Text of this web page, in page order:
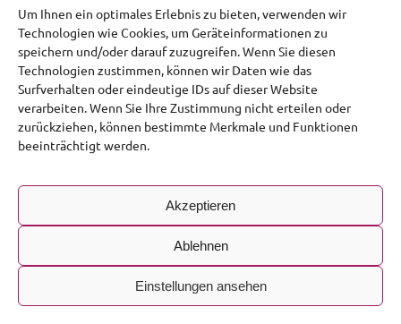
Um Ihnen ein optimales Erlebnis zu bieten, verwenden wir
Technologien wie Cookies, um Geräteinformationen zu
speichern und/oder darauf zuzugreifen. Wenn Sie diesen
Technologien zustimmen, können wir Daten wie das
Surfverhalten oder eindeutige IDs auf dieser Website
verarbeiten. Wenn Sie Ihre Zustimmung nicht erteilen oder
zurückziehen, können bestimmte Merkmale und Funktionen
beeinträchtigt werden.
Akzeptieren
Ablehnen
Einstellungen ansehen
© 2026 • Südwestfälischer Sicherheitsdienst
Impressum
Datenschutzerklärung